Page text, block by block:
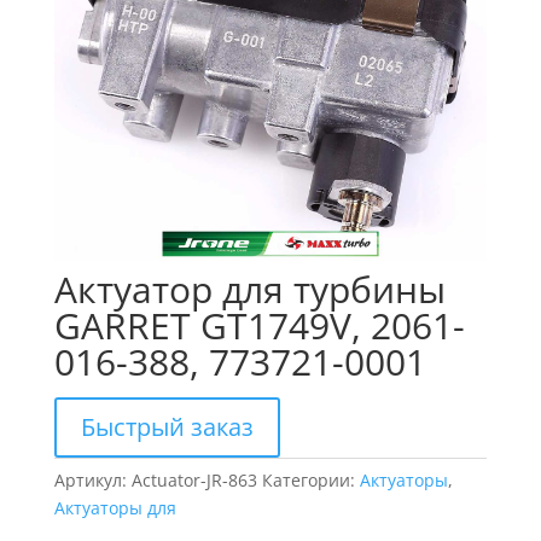
Актуатор для турбины
GARRET GT1749V, 2061-
016-388, 773721-0001
Быстрый заказ
Артикул: Actuator-JR-863 Категории: Актуаторы,
Актуаторы для